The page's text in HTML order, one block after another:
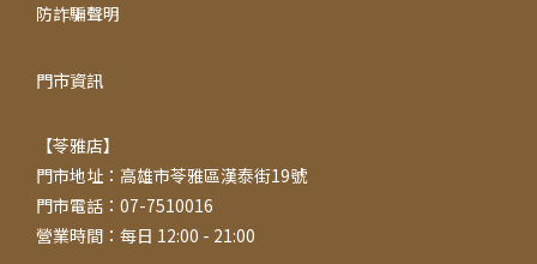
防詐騙聲明
門市資訊
【苓雅店】
門市地址：高雄市苓雅區漢泰街19號
門市電話：07-7510016
營業時間：每日 12:00 - 21:00